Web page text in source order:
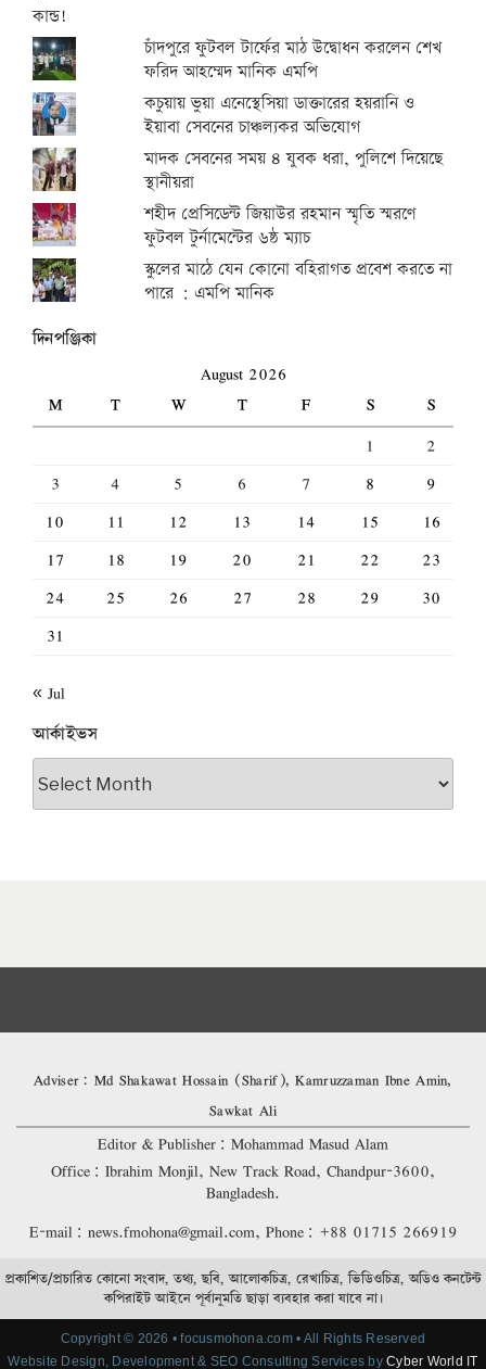
চাঁদপুরে ফুটবল টার্ফের মাঠ উদ্বোধন করলেন শেখ
ফরিদ আহম্মেদ মানিক এমপি
কচুয়ায় ভুয়া এনেস্থেসিয়া ডাক্তারের হয়রানি ও
ইয়াবা সেবনের চাঞ্চল্যকর অভিযোগ
মাদক সেবনের সময় ৪ যুবক ধরা, পুলিশে দিয়েছে
স্থানীয়রা
শহীদ প্রেসিডেন্ট জিয়াউর রহমান স্মৃতি স্মরণে
ফুটবল টুর্নামেন্টের ৬ষ্ঠ ম্যাচ
স্কুলের মাঠে যেন কোনো বহিরাগত প্রবেশ করতে না
পারে : এমপি মানিক
দিনপঞ্জিকা
August 2026
M
T W T F S
S
1
2
3
4 5 6 7 8
9
10
11 12 13 14 15
16
17
18 19 20 21 22
23
24
25 26 27 28 29
30
31
« Jul
আর্কাইভস
আর্কাইভস
Adviser: Md Shakawat Hossain (Sharif), Kamruzzaman Ibne Amin,
Sawkat Ali
Editor & Publisher: Mohammad Masud Alam
Office: Ibrahim Monjil, New Track Road, Chandpur-3600,
Bangladesh.
E-mail: news.fmohona@gmail.com, Phone: +88 01715 266919
প্রকাশিত/প্রচারিত কোনো সংবাদ, তথ্য, ছবি, আলোকচিত্র, রেখাচিত্র, ভিডিওচিত্র, অডিও কনটেন্ট
কপিরাইট আইনে পূর্বানুমতি ছাড়া ব্যবহার করা যাবে না।
Copyright © 2026 • focusmohona.com • All Rights Reserved
Website Design, Development & SEO Consulting Services byCyber World IT